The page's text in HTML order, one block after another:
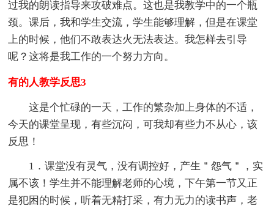
过我的朗读指导来攻破难点。这也是我教学中的一个瓶
颈。课后，我和学生交流，学生能够理解，但是在课堂
上的时候，他们不敢表达火无法表达。我怎样去引导
呢？这将是我工作的一个努力方向。
有的人教学反思3
这是个忙碌的一天，工作的繁杂加上身体的不适，
今天的课堂呈现，有些沉闷，可我却有些力不从心，该
反思！
1．课堂没有灵气，没有调控好，产生＂怨气＂，实
属不该！学生并不能理解老师的心境，下午第一节又正
是犯困的时候，听着无精打采，有力无力的读书声，老